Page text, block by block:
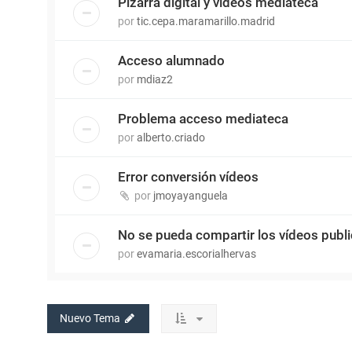
portic.cepa.maramarillo.madrid
Acceso alumnado
por mdiaz2
Problema acceso mediateca
poralberto.criado
Error conversión vídeos
por jmoyayanguela
No se pueda compartir los vídeos
porevamaria.escorialhervas
Nuevo Tema